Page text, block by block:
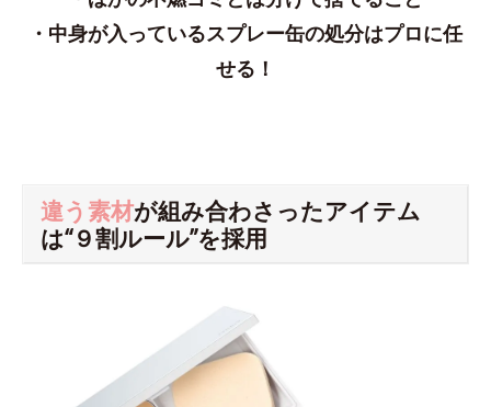
・中身が入っているスプレー缶の処分はプロに任
せる！
違う素材が組み合わさったアイテム
は“９割ルール”を採用